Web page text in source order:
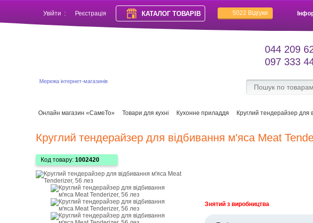
Увійти : Реєстрація КАТАЛОГ ТОВАРІВ 5022 Відгуки
Мережа інтернет-магазинів
044 209
097 333
Онлайн магазин «СамеТо» Товари для кухні Кухонне приладдя Круглий тендерайзер для
Круглий тендерайзер для відбивання м'яса Meat
Код товару: 1002420
Знятий з виробництва